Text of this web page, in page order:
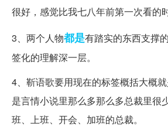
很好，感觉比我七八年前第一次看的
3、两个人物都是有踏实的东西支撑
签化的理解深一层。
4、靳语歌要用现在的标签概括大概
是言情小说里那么多那么多总裁里很
班、上班、开会、加班的总裁。